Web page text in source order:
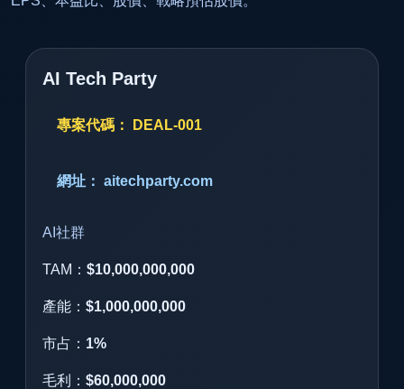
AI Tech Party
專案代碼： DEAL-001
網址： aitechparty.com
AI社群
TAM： $10,000,000,000
產能： $1,000,000,000
市占： 1%
毛利： $60,000,000